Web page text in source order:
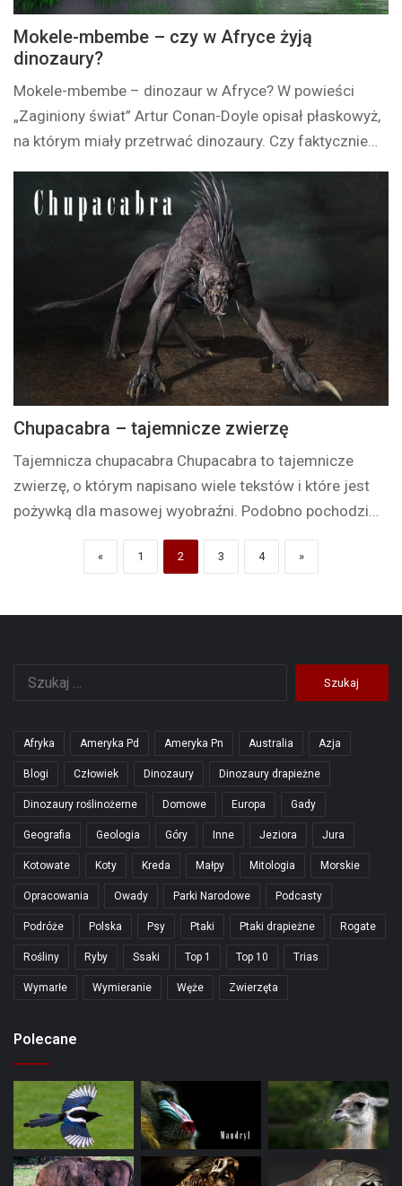
Mokele-mbembe – czy w Afryce żyją
dinozaury?
Mokele-mbembe – dinozaur w Afryce? W powieści
„Zaginiony świat” Artur Conan-Doyle opisał płaskowyż,
na którym miały przetrwać dinozaury. Czy faktycznie…
Chupacabra – tajemnicze zwierzę
Tajemnicza chupacabra Chupacabra to tajemnicze
zwierzę, o którym napisano wiele tekstów i które jest
pożywką dla masowej wyobraźni. Podobno pochodzi…
« 1 2 3 4 »
Afryka Ameryka Pd Ameryka Pn Australia Azja
Blogi Człowiek Dinozaury Dinozaury drapieżne
Dinozaury roślinożerne Domowe Europa Gady
Geografia Geologia Góry Inne Jeziora Jura
Kotowate Koty Kreda Małpy Mitologia Morskie
Opracowania Owady Parki Narodowe Podcasty
Podróże Polska Psy Ptaki Ptaki drapieżne Rogate
Rośliny Ryby Ssaki Top 1 Top 10 Trias
Wymarłe Wymieranie Węże Zwierzęta
Polecane